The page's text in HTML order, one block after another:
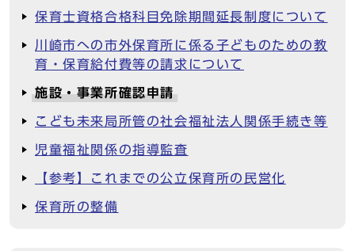
保育士資格合格科目免除期間延長制度について
川崎市への市外保育所に係る子どものための教
育・保育給付費等の請求について
施設・事業所確認申請
こども未来局所管の社会福祉法人関係手続き等
児童福祉関係の指導監査
【参考】これまでの公立保育所の民営化
保育所の整備